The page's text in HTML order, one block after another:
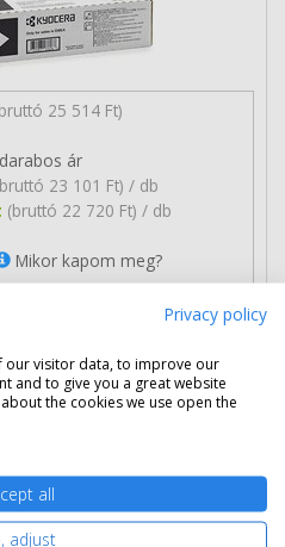
25 514 Ft)
ár
23 101 Ft) / db
(bruttó 22 720 Ft) / db
Mikor kapom meg?
magenta toner
Privacy policy
our visitor data, to improve our
and to give you a great website
the cookies we use open the
all
adjust